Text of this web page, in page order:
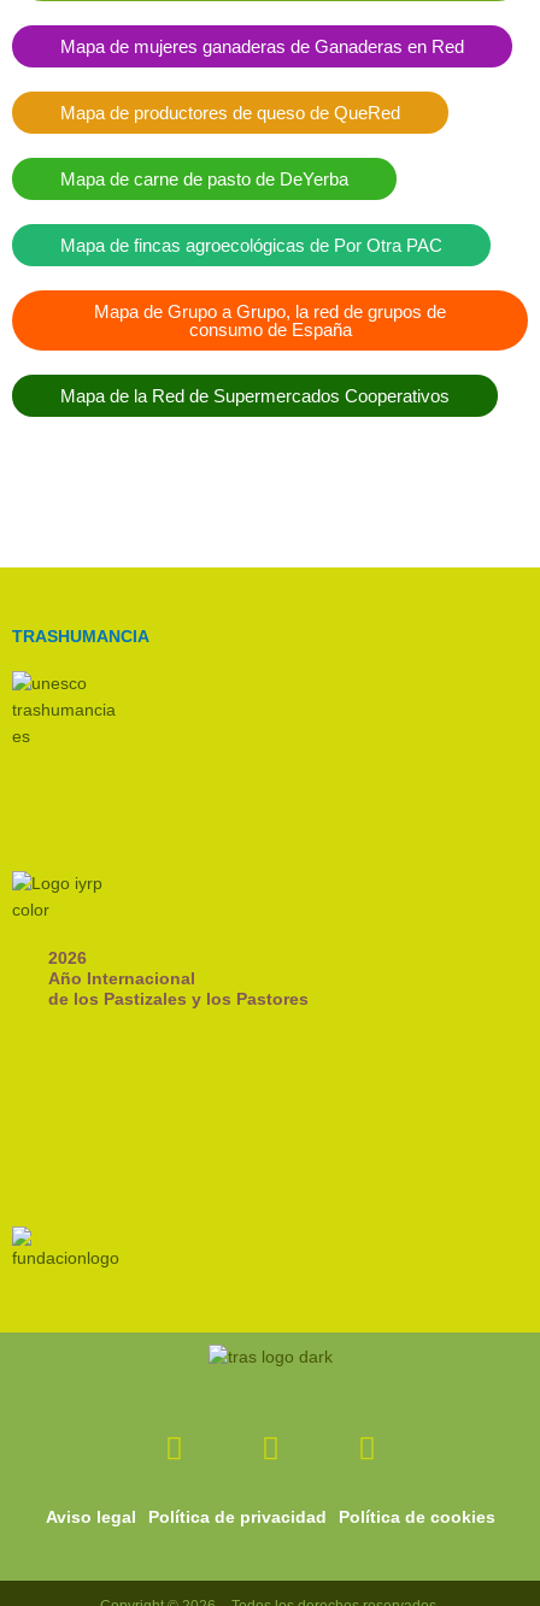
Mapa de mujeres ganaderas de Ganaderas en Red
Mapa de productores de queso de QueRed
Mapa de carne de pasto de DeYerba
Mapa de fincas agroecológicas de Por Otra PAC
Mapa de Grupo a Grupo, la red de grupos de
consumo de España
Mapa de la Red de Supermercados Cooperativos
TRASHUMANCIA
2026
Año Internacional
de los Pastizales y los Pastores
Facebook-
f
InstagramYoutube
Aviso legal Política de privacidad Política de cookies